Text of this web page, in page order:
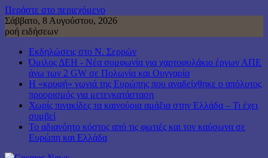
Περάστε στο περιεχόμενο
Σάββατο, 8 Αυγούστου, 2026
ροή ειδήσεων
Εκδηλώσεις στο Ν. Σερρών
Όμιλος ΔΕΗ - Νέα συμφωνία για χαρτοφυλάκιο έργων ΑΠΕ
άνω των 2 GW σε Πολωνία και Ουγγαρία
Η «κρυφή» γωνιά της Ευρώπης που αναδείχθηκε ο απόλυτος
προορισμός για μετεγκατάσταση
Χωρίς πινακίδες τα καινούρια αμάξια στην Ελλάδα – Τι έχει
συμβεί
Το αδιανόητο κόστος από τις φωτιές και τον καύσωνα σε
Ευρώπη και Ελλάδα